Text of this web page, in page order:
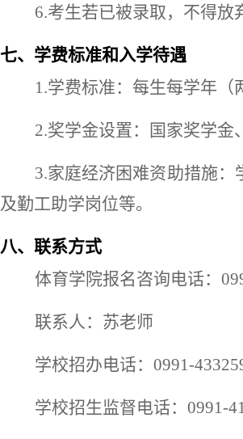
6.考生若已被录取，不得放
七、学费标准和入学待遇
1.学费标准：每生每学年（
2.奖学金设置：国家奖学
3.家庭经济困难资助措施
及勤工助学岗位等。
八、联系方式
体育学院报名咨询电话：
联系人：苏老师
学校招办电话： 0991-
学校招生监督电话： 0991-